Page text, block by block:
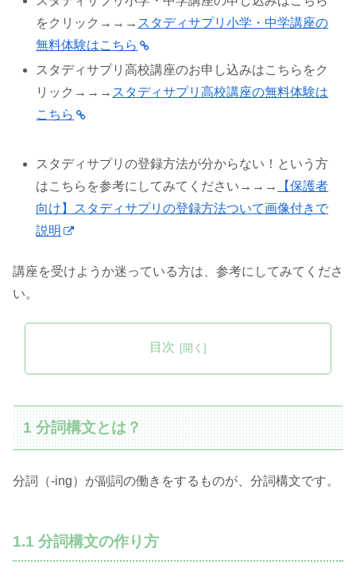
をクリック→→→ スタディサプリ小学・中学講座の
無料体験はこちら
スタディサプリ高校講座のお申し込みはこちらをク
リック→→→ スタディサプリ高校講座の無料体験は
こちら
スタディサプリの登録方法が分からない！という方
はこちらを参考にしてみてください→→→
【保護者
向け】スタディサプリの登録方法ついて画像付きで
説明
講座を受けようか迷っている方は、参考にしてみてくださ
い。
目次
1 分詞構文とは？
分詞（-ing）が副詞の働きをするものが、分詞構文です。
1.1 分詞構文の作り方